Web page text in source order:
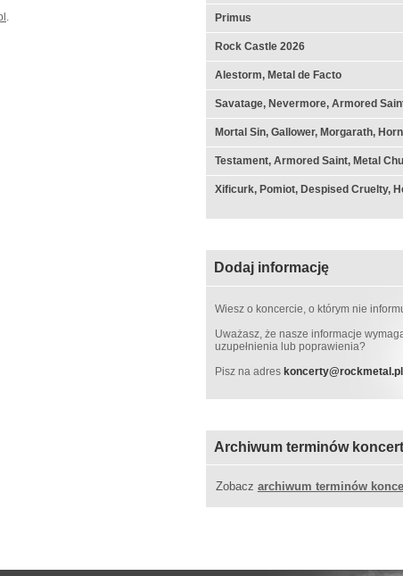
.
Primus
Rock Castle 2026
Alestorm, Metal de Facto
Savatage, Nevermore, Armored
Mortal Sin, Gallower, Morgarath,
Testament, Armored Saint, Metal
Xificurk, Pomiot, Despised Cruelty,
Dodaj informację
Wiesz o koncercie, o którym nie
Uważasz, że nasze informacje
uzupełnienia lub poprawienia?
Pisz na adres koncerty@rockmetal.pl
Archiwum terminów
Zobacz archiwum terminów